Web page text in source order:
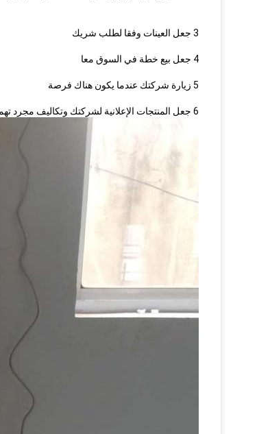
3 جعل العينات وفقا لطلب شريك
4 جعل بيع خطة في السوق معا
5 زيارة شركتك عندما يكون هناك فرصة
6 جعل ​​المنتجات الإعلانية لشركتك وتكاليف مجرد تهمة